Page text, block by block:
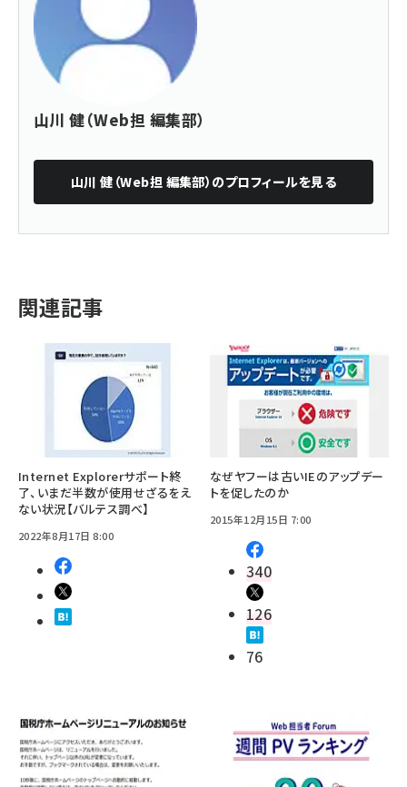
山川 健（Web担 編集部）
山川 健（Web担 編集部） のプロフィールを見る
関連記事
Internet Explorerサポート終
了、いまだ半数が使用せざるをえ
ない状況【バルテス調べ】
2022年8月17日 8:00
なぜヤフーは古いIEのアップデー
トを促したのか
2015年12月15日 7:00
340
126
76